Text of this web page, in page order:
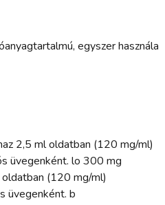
egyszer használa
2,5 ml oldatban (120 mg/ml)
üvegenként. lo 300 mg
(120 mg/ml)
üvegenként. b